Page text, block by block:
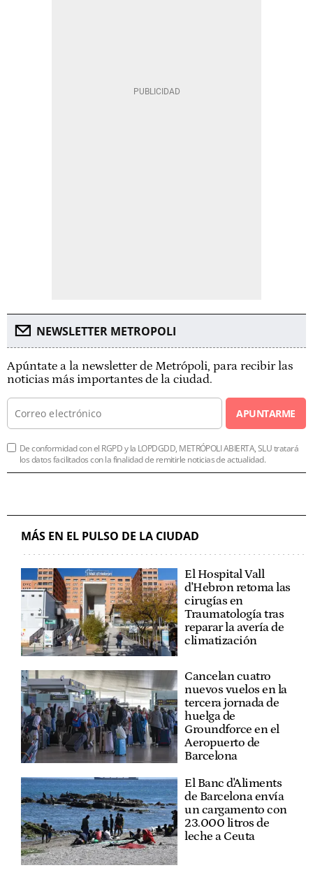
NEWSLETTER METROPOLI
Apúntate a la newsletter de Metrópoli, para recibir las
noticias más importantes de la ciudad.
APUNTARME
De conformidad con el RGPD y la LOPDGDD, METRÓPOLI ABIERTA, SLU tratará
los datos facilitados con la finalidad de remitirle noticias de actualidad.
MÁS EN EL PULSO DE LA CIUDAD
El Hospital Vall
d'Hebron retoma las
cirugías en
Traumatología tras
reparar la avería de
climatización
Cancelan cuatro
nuevos vuelos en la
tercera jornada de
huelga de
Groundforce en el
Aeropuerto de
Barcelona
El Banc d'Aliments
de Barcelona envía
un cargamento con
23.000 litros de
leche a Ceuta